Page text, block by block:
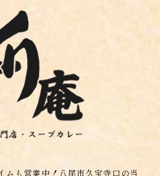
ムも営業中！八尾市久宝寺口の当